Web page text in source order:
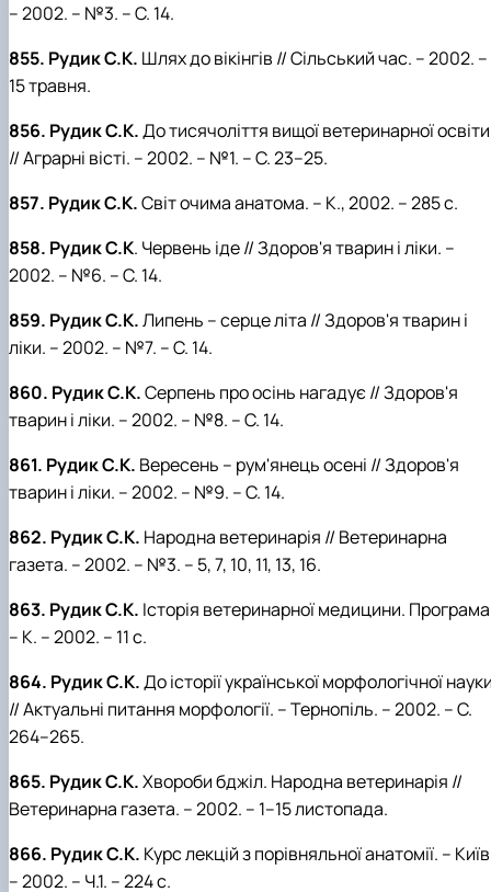
– 2002. – №3. – С. 14.
855. Рудик С.К. Шлях до вікінгів // Сільський час. – 2002. –
15 травня.
856. Рудик С.К.До тисячоліття вищої ветеринарної освіти
// Аграрні вісті. – 2002. – №1. – С. 23–25.
857. Рудик С.К.Світ очима анатома. – К., 2002. – 285 с.
858. Рудик С.К. Червень іде // Здоров'я тварин і ліки. –
2002. – №6. – С. 14.
859. Рудик С.К.Липень – серце літа // Здоров'я тварин і
ліки. – 2002. – №7. – С. 14.
860. Рудик С.К.Серпень про осінь нагадує // Здоров'я
тварин і ліки. – 2002. – №8. – С. 14.
861. Рудик С.К. Вересень – рум'янець осені // Здоров'я
тварин і ліки. – 2002. – №9. – С. 14.
862. Рудик С.К. Народна ветеринарія // Ветеринарна
газета. – 2002. – №3. – 5, 7, 10, 11, 13, 16.
863. Рудик С.К. Історія ветеринарної медицини.
– К. – 2002. – 11 с.
864. Рудик С.К.До історії української морфологічної
// Актуальні питання морфології. – Тернопіль. – 2002. – С.
264–265.
865. Рудик С.К.Хвороби бджіл. Народна ветеринарія //
Ветеринарна газета. – 2002. – 1–15 листопада.
866. Рудик С.К. Курс лекцій з порівняльної анатомії. –
– 2002. – Ч.1. – 224 с.